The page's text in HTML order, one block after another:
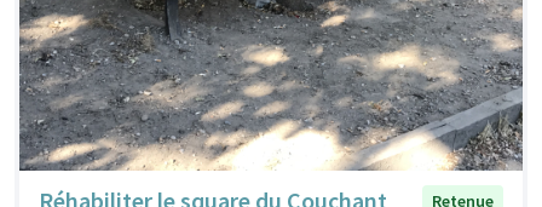
Réhabiliter le square du Couchant
Retenue